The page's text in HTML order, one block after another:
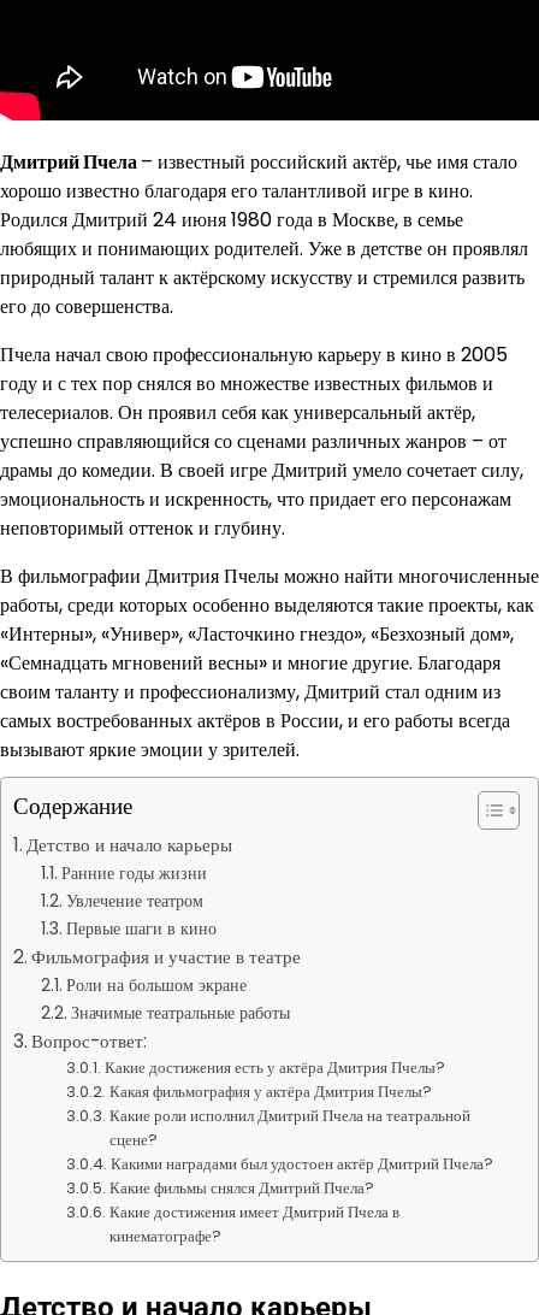
Дмитрий Пчела– известный российский актёр, чье имя стало
хорошо известно благодаря его талантливой игре в кино.
Родился Дмитрий 24 июня 1980 года в Москве, в семье
любящих и понимающих родителей. Уже в детстве он проявлял
природный талант к актёрскому искусству и стремился развить
его до совершенства.
Пчела начал свою профессиональную карьеру в кино в 2005
году и с тех пор снялся во множестве известных фильмов и
телесериалов. Он проявил себя как универсальный актёр,
успешно справляющийся со сценами различных жанров – от
драмы до комедии. В своей игре Дмитрий умело сочетает силу,
эмоциональность и искренность, что придает его персонажам
неповторимый оттенок и глубину.
В фильмографии Дмитрия Пчелы можно найти многочисленные
работы, среди которых особенно выделяются такие проекты, как
«Интерны», «Универ», «Ласточкино гнездо», «Безхозный дом»,
«Семнадцать мгновений весны» и многие другие. Благодаря
своим таланту и профессионализму, Дмитрий стал одним из
самых востребованных актёров в России, и его работы всегда
вызывают яркие эмоции у зрителей.
Содержание
Детство и начало карьеры
Ранние годы жизни
Увлечение театром
Первые шаги в кино
Фильмография и участие в театре
Роли на большом экране
Значимые театральные работы
Вопрос-ответ:
Какие достижения есть у актёра Дмитрия Пчелы?
Какая фильмография у актёра Дмитрия Пчелы?
Какие роли исполнил Дмитрий Пчела на театральной
сцене?
Какими наградами был удостоен актёр Дмитрий Пчела?
Какие фильмы снялся Дмитрий Пчела?
Какие достижения имеет Дмитрий Пчела в
кинематографе?
Детство и начало карьеры